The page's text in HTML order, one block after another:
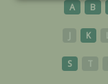
A B
J K L
S T